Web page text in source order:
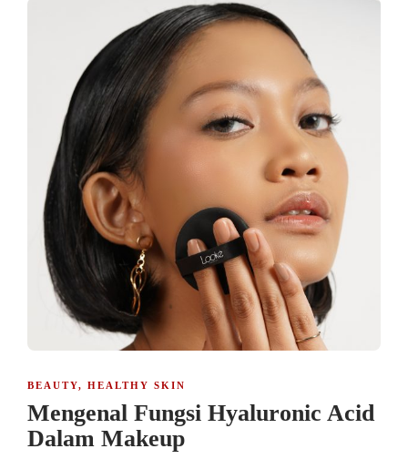
BEAUTY, HEALTHY SKIN
Mengenal Fungsi Hyaluronic Acid
Dalam Makeup